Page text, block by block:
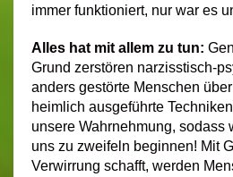
immer funktioniert, nur war es
Alles hat mit allem zu tun:
Grund zerstören narzisstisch-
anders gestörte Menschen
heimlich ausgeführte
unsere Wahrnehmung, sodass
uns zu zweifeln beginnen! Mit
Verwirrung schafft, werden